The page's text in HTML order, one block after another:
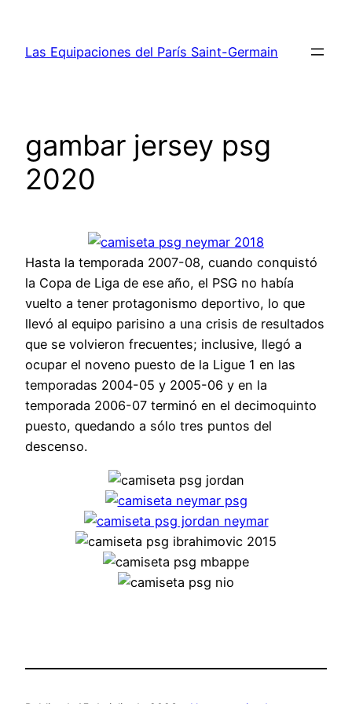
contenido
Las Equipaciones del París Saint-Germain
gambar jersey psg
2020
Hasta la temporada 2007-08, cuando conquistó
la Copa de Liga de ese año, el PSG no había
vuelto a tener protagonismo deportivo, lo que
llevó al equipo parisino a una crisis de resultados
que se volvieron frecuentes; inclusive, llegó a
ocupar el noveno puesto de la Ligue 1 en las
temporadas 2004-05 y 2005-06 y en la
temporada 2006-07 terminó en el decimoquinto
puesto, quedando a sólo tres puntos del
descenso.